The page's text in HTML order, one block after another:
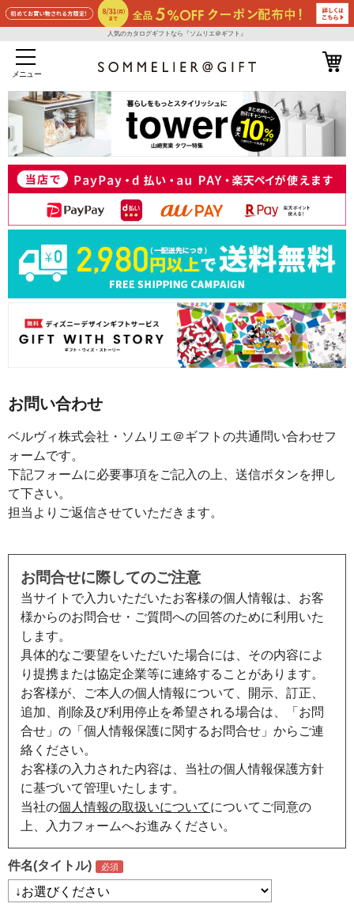
人気のカタログギフトなら『ソムリエ＠ギフト』
メニュー
お問い合わせ
ベルヴィ株式会社・ソムリエ＠ギフトの共通問い合わせフ
ォームです。
下記フォームに必要事項をご記入の上、送信ボタンを押し
て下さい。
担当よりご返信させていただきます。
お問合せに際してのご注意
当サイトで入力いただいたお客様の個人情報は、お客
様からのお問合せ・ご質問への回答のために利用いた
します。
具体的なご要望をいただいた場合には、その内容によ
り提携または協定企業等に連絡することがあります。
お客様が、ご本人の個人情報について、開示、訂正、
追加、削除及び利用停止を希望される場合は、「お問
合せ」の「個人情報保護に関するお問合せ」からご連
絡ください。
お客様の入力された内容は、当社の個人情報保護方針
に基づいて管理いたします。
当社の個人情報の取扱いについてについてご同意の
上、入力フォームへお進みください。
件名(タイトル)